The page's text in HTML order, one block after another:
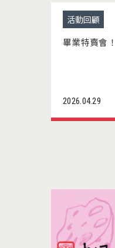
活動回顧
畢業特賣會
2026.04.29
更多活動